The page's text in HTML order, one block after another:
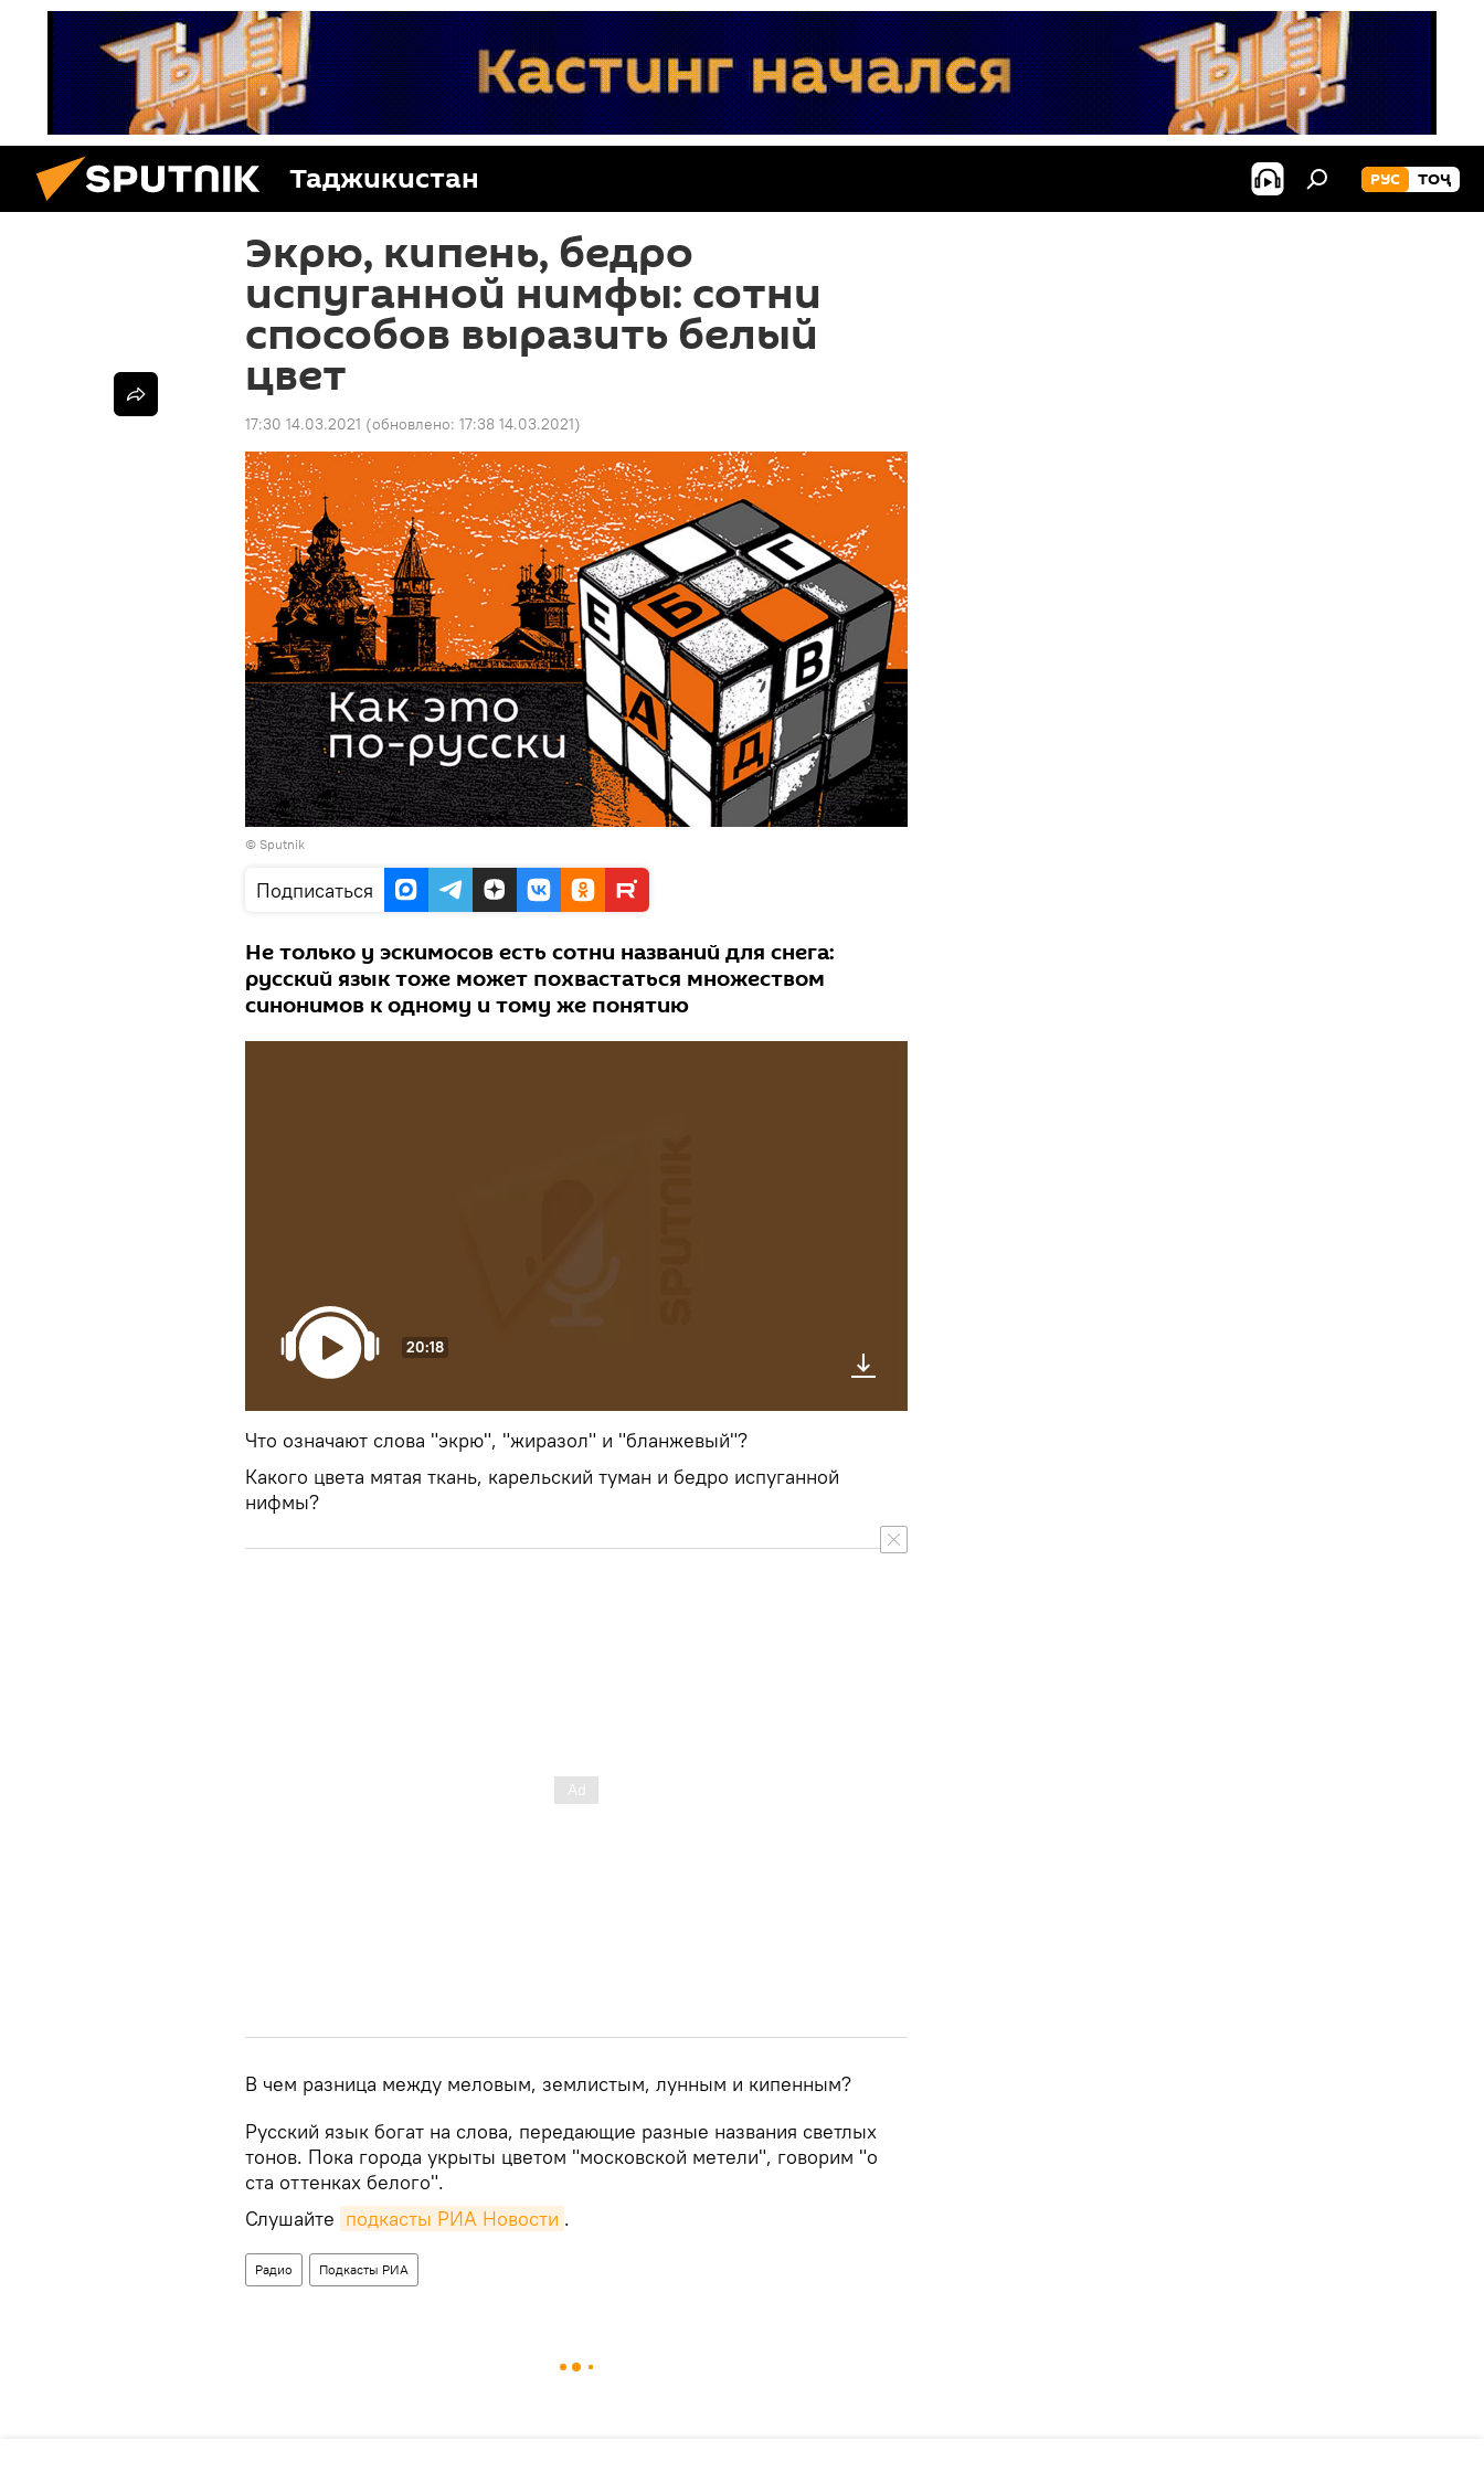
Таджикистан РУС ТОҶ
Экрю, кипень, бедро
испуганной нимфы: сотни
способов выразить белый
цвет
17:30 14.03.2021 (обновлено: 17:38 14.03.2021)
© Sputnik
Подписаться
Не только у эскимосов есть сотни названий для снега:
русский язык тоже может похвастаться множеством
синонимов к одному и тому же понятию
20:18
Что означают слова "экрю", "жиразол" и "бланжевый"?
Какого цвета мятая ткань, карельский туман и бедро испуганной
нифмы?
В чем разница между меловым, землистым, лунным и кипенным?
Русский язык богат на слова, передающие разные названия светлых
тонов. Пока города укрыты цветом "московской метели", говорим "о
ста оттенках белого".
Слушайте подкасты РИА Новости .
Радио Подкасты РИА